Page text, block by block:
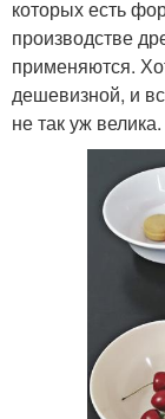
которых есть
производстве
применяются.
дешевизной, и
не так уж велика.